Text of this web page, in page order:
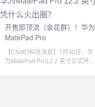
OLED与LCD两种方案。关键升级
在于电池技术——首次采用高密度
硅基电池，有望在不增加机身厚度
的前提下显著提升续航能力，解决
骁...
开售即顶流（金花群）！华为
MatePad Pro
【CNMO科技消息】7月30日，华
为MatePad Pro12.2 英寸正式开